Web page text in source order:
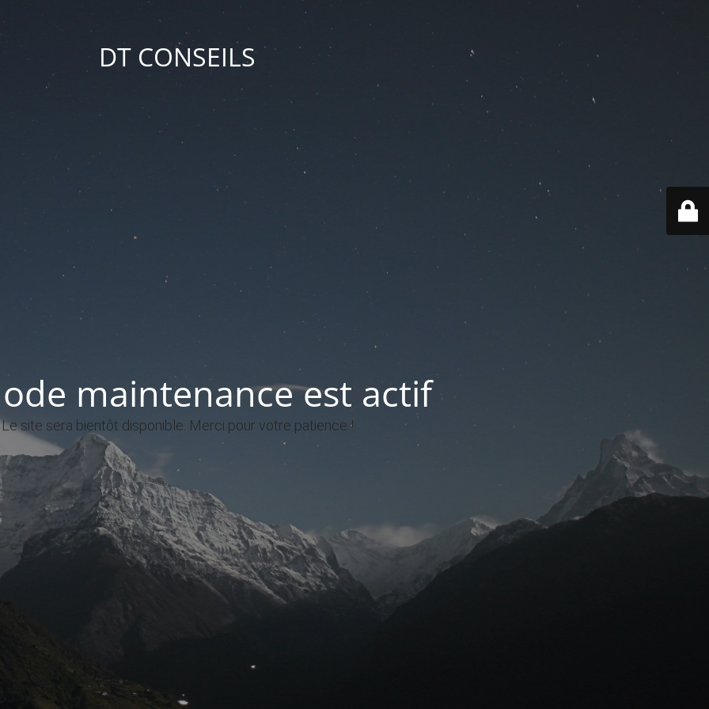
DT CONSEILS
maintenance est actif
Le site sera bientôt disponible. Merci pour votre patience !